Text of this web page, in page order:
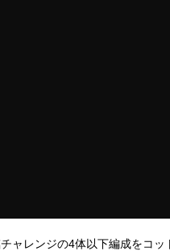
ャレンジの4体以下編成をコ